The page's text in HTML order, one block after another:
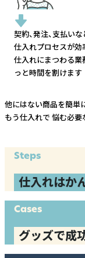
契約、発注、支払いな
仕入れプロセスが効
仕入れにまつわる業
っと時間を割けます
他にはない商品を簡単
もう仕入れで 悩む必要
Steps
仕入れはか
Cases
グッズで成